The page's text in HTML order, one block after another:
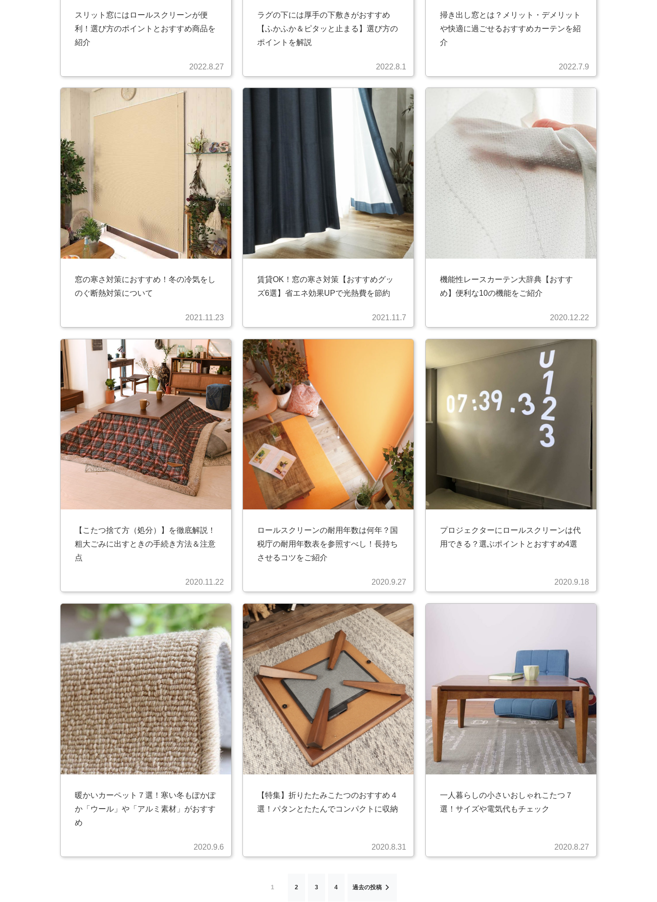
スリット窓にはロールスクリーンが便
利！選び方のポイントとおすすめ商品を
紹介
2022.8.27
ラグの下には厚手の下敷きがおすすめ
【ふかふか＆ピタッと止まる】選び方の
ポイントを解説
2022.8.1
掃き出し窓とは？メリット・デメリット
や快適に過ごせるおすすめカーテンを紹
介
2022.7.9
窓の寒さ対策におすすめ！冬の冷気をし
のぐ断熱対策について
2021.11.23
賃貸OK！窓の寒さ対策【おすすめグッ
ズ6選】省エネ効果UPで光熱費を節約
2021.11.7
機能性レースカーテン大辞典【おすす
め】便利な10の機能をご紹介
2020.12.22
【こたつ捨て方（処分）】を徹底解説！
粗大ごみに出すときの手続き方法＆注意
点
2020.11.22
ロールスクリーンの耐用年数は何年？国
税庁の耐用年数表を参照すべし！長持ち
させるコツをご紹介
2020.9.27
プロジェクターにロールスクリーンは代
用できる？選ぶポイントとおすすめ4選
2020.9.18
暖かいカーペット７選！寒い冬もぽかぽ
か「ウール」や「アルミ素材」がおすす
め
2020.9.6
【特集】折りたたみこたつのおすすめ４
選！パタンとたたんでコンパクトに収納
2020.8.31
一人暮らしの小さいおしゃれこたつ７
選！サイズや電気代もチェック
2020.8.27
1 2 3 4 過去の投稿